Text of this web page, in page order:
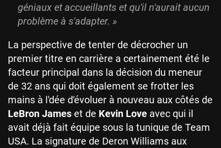
géniaux et accueillants et qu'il n'aurait aucun
problème à s'adapter. »
La perspective de tenter de décrocher un
premier titre en carrière a certainement été le
facteur principal dans la décision du meneur
de 32 ans qui doit également se frotter les
mains à l'dée d'évoluer à nouveau aux côtés de
LeBron James et de Kevin Love avec qui il
avait déjà fait équipe sous la tunique de Team
USA. La signature de Deron Williams aux